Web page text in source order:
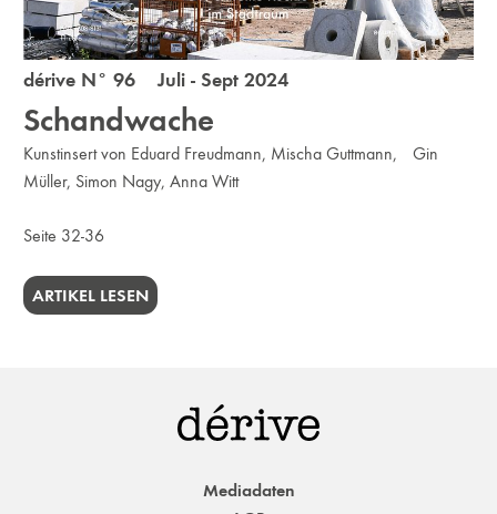
dérive N° 96 Juli - Sept 2024
Schandwache
Kunstinsert von Eduard Freudmann, Mischa Guttmann, Gin
Müller, Simon Nagy, Anna Witt
Seite 32-36
ARTIKEL LESEN
Mediadaten